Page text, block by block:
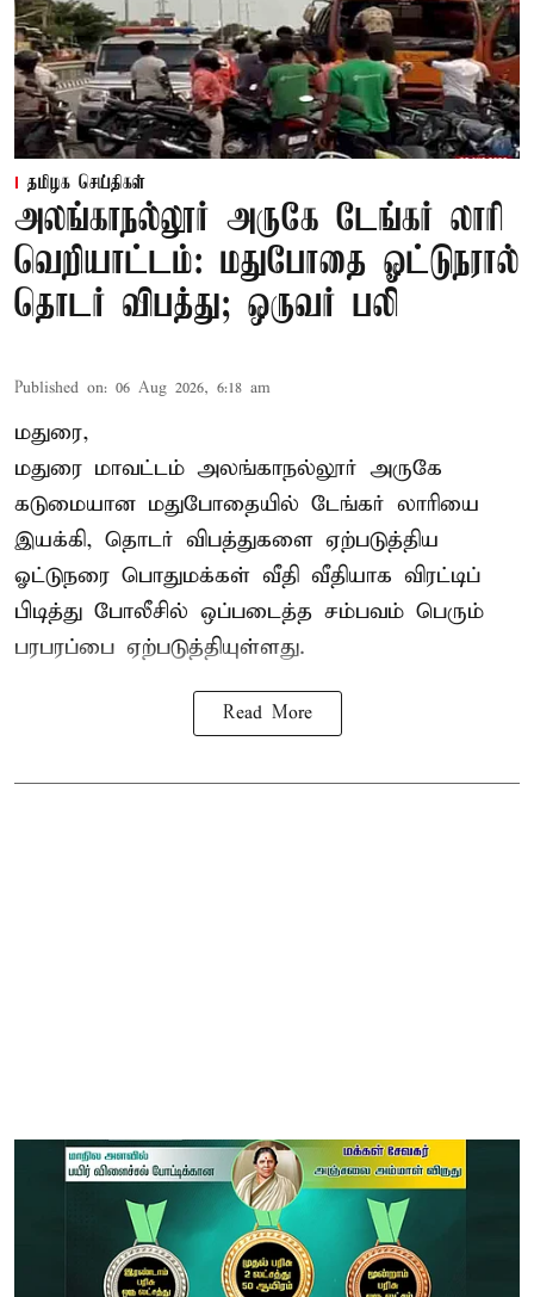
தமிழக செய்திகள்
அலங்காநல்லூர் அருகே டேங்கர் லாரி
வெறியாட்டம்: மதுபோதை ஓட்டுநரால்
தொடர் விபத்து; ஒருவர் பலி
Published on: 06 Aug 2026, 6:18 am
மதுரை,
மதுரை மாவட்டம் அலங்காநல்லூர் அருகே
கடுமையான மதுபோதையில் டேங்கர் லாரியை
இயக்கி, தொடர் விபத்துகளை ஏற்படுத்திய
ஓட்டுநரை பொதுமக்கள் வீதி வீதியாக விரட்டிப்
பிடித்து போலீசில் ஒப்படைத்த சம்பவம் பெரும்
பரபரப்பை ஏற்படுத்தியுள்ளது.
Read More